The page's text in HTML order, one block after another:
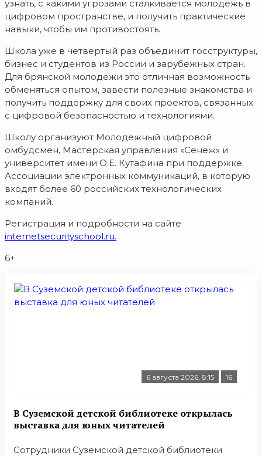
узнать, с какими угрозами сталкивается молодежь в
цифровом пространстве, и получить практические
навыки, чтобы им противостоять.
Школа уже в четвертый раз объединит госструктуры,
бизнес и студентов из России и зарубежных стран.
Для брянской молодежи это отличная возможность
обменяться опытом, завести полезные знакомства и
получить поддержку для своих проектов, связанных
с цифровой безопасностью и технологиями.
Школу организуют Молодёжный цифровой
омбудсмен, Мастерская управления «Сенеж» и
университет имени О.Е. Кутафина при поддержке
Ассоциации электронных коммуникаций, в которую
входят более 60 российских технологических
компаний.
Регистрация и подробности на сайте
internetsecurityschool.ru.
6+
6 августа 2026, 8:15 16
В Суземской детской библиотеке открылась
выставка для юных читателей
Сотрудники Суземской детской библиотеки